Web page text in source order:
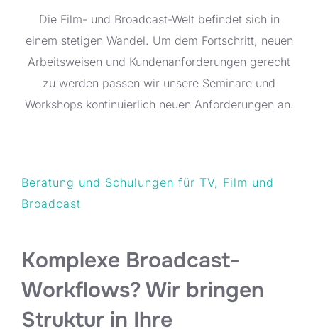
Die Film- und Broadcast-Welt befindet sich in
einem stetigen Wandel. Um dem Fortschritt, neuen
Arbeitsweisen und Kundenanforderungen gerecht
zu werden passen wir unsere Seminare und
Workshops kontinuierlich neuen Anforderungen an.
Beratung und Schulungen für TV, Film und
Broadcast
Komplexe Broadcast-
Workflows? Wir bringen
Struktur in Ihre